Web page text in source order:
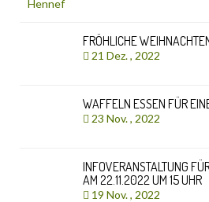
FRÖHLICHE
21 Dez. , 2022
WAFFELN ESSEN FÜR
23 Nov. , 2022
INFOVERANSTALTUNG
AM 22.11.2022 UM 15 UHR
19 Nov. , 2022